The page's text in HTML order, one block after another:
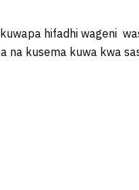
hifadhi wageni
na kusema kuwa kwa